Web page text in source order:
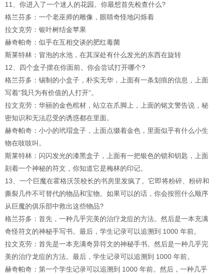
11、你进入了一个迷人的花园。你最想首先检查什么?
格兰芬多：一个老巫师的雕像，眼睛奇怪地闪烁着
拉文克劳：银叶树结金苹果
赫奇帕奇：似乎在互相交谈的肥红毒菌
斯莱特林：冒泡的水池，在其深处有什么发光的东西在旋转
12、四个盒子摆在你面前。你会尝试打开哪个?
格兰芬多：锡制的小盒子，朴实无华，上面有一条划痕的信息，上面
写着“我只为有价值的人打开”。
拉文克劳：华丽的金色棺材，站立在爪脚上，上面的铭文警告说，秘
密知识和无法忍受的诱惑都在里面。
赫奇帕奇：小小的玳瑁盒子，上面点缀着金色，里面似乎有什么小生
物在吱吱叫。
斯莱特林：闪闪发光的漆黑盒子，上面有一把银色的锁和钥匙，上面
刻着一个神秘的符文，你知道它是梅林的印记。
13、一个巨魔在霍格沃茨校长的书房里发疯了。它即将粉碎、粉碎和
撕裂几件不可替代的物品和宝物。如果可以的话，你会按照什么顺序
从巨魔的俱乐部中救出这些物品?
格兰芬多：首先，一种几乎完美的治疗龙痘的方法。然后是一本充满
奇怪符文的神秘手写书。最后，学生记录可以追溯到 1000 年前。
拉文克劳：首先是一本充满奇异符文的神秘手书。然后是一种几乎完
美的治疗龙痘的方法。最后，学生记录可以追溯到 1000 年前。
赫奇帕奇：第一个学生记录可以追溯到 1000 年前。然后，一种几乎